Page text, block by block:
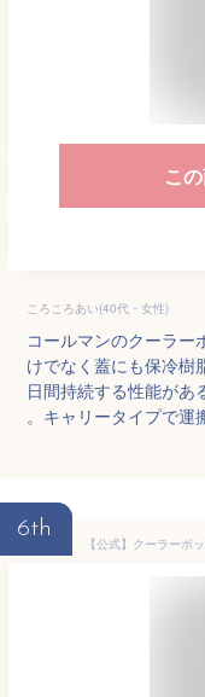
こ
ころころあい(40代・女性)
コールマンのクーラー
けでなく蓋にも保冷樹
日間持続する性能があ
。キャリータイプで運
6th